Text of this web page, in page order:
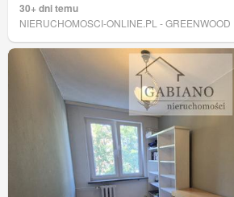
30+ dni temu
NIERUCHOMOSCI-ONLINE.PL - GREENWOOD